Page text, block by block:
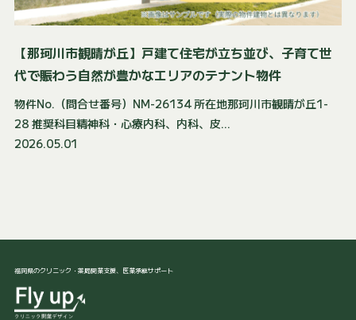
【那珂川市観晴が丘】戸建て住宅が立ち並び、子育て世
代で賑わう自然が豊かなエリアのテナント物件
物件No.（問合せ番号）NM-26134 所在地那珂川市観晴が丘1-
28 推奨科目精神科・心療内科、内科、皮...
2026.05.01
福岡県のクリニック・薬局開業支援、医業承継サポート